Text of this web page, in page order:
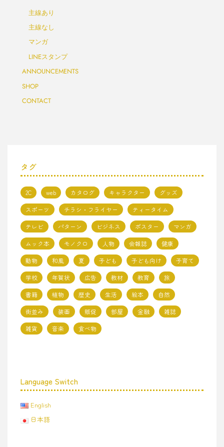
主線あり
主線なし
マンガ
LINEスタンプ
ANNOUNCEMENTS
SHOP
CONTACT
タグ
2C web カタログ キャラクター
グッズ
スポーツ
チラシ・フライヤー
ティータイム
テレビ
パターン ビジネス ポスター
マンガ
ムック本
モノクロ 人物 会報誌
健康
動物
和風 夏 子ども 子ども向け
子育て
学校
年賀状 広告 教材 教育
旅
書籍
植物 歴史 生活 絵本
自然
街並み
装画 販促 部屋 金融
雑誌
雑貨
音楽 食べ物
Language Switch
English
日本語